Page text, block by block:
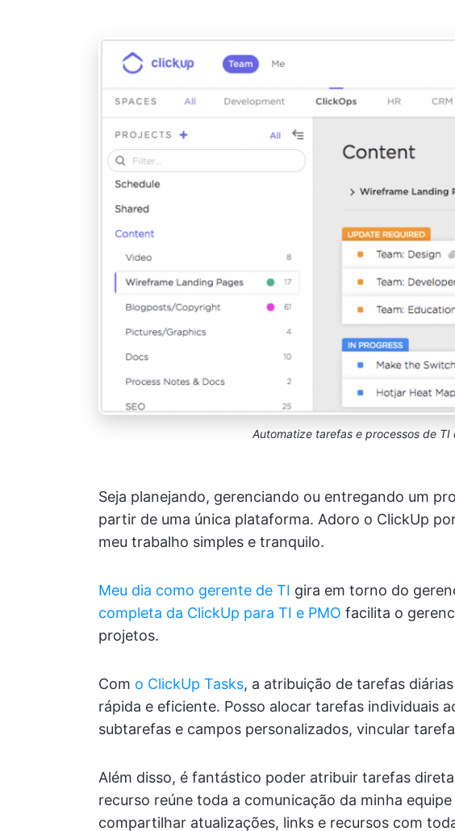
Automatize tarefas e processos de TI
Seja planejando, gerenciando ou entregando um
partir de uma única plataforma. Adoro o ClickUp
meu trabalho simples e tranquilo.
Meu dia como gerente de TI gira em torno do
completa da ClickUp para TI e PMO facilita o
projetos.
Com o ClickUp Tasks, a atribuição de tarefas
rápida e eficiente. Posso alocar tarefas individuais
subtarefas e campos personalizados, vincular
Além disso, é fantástico poder atribuir tarefas
recurso reúne toda a comunicação da minha
compartilhar atualizações, links e recursos com